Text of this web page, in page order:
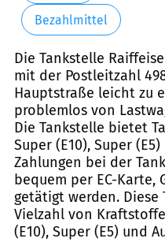
Bezahlmittel
Die Tankstelle
mit der Postleitzahl
Hauptstraße leicht zu
problemlos von
Die Tankstelle bietet
Super (E10), Super
Zahlungen bei der
bequem per EC-Karte,
getätigt werden.
Vielzahl von
(E10), Super (E5) und